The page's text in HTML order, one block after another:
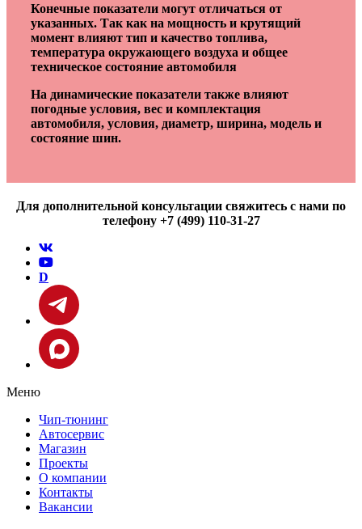
Конечные показатели могут отличаться от
указанных. Так как на мощность и крутящий
момент влияют тип и качество топлива,
температура окружающего воздуха и общее
техническое состояние автомобиля
На динамические показатели также влияют
погодные условия, вес и комплектация
автомобиля, условия, диаметр, ширина, модель и
состояние шин.
Для дополнительной консультации свяжитесь с нами по
телефону +7 (499) 110-31-27
D
Меню
Чип-тюнинг
Автосервис
Магазин
Проекты
О компании
Контакты
Вакансии